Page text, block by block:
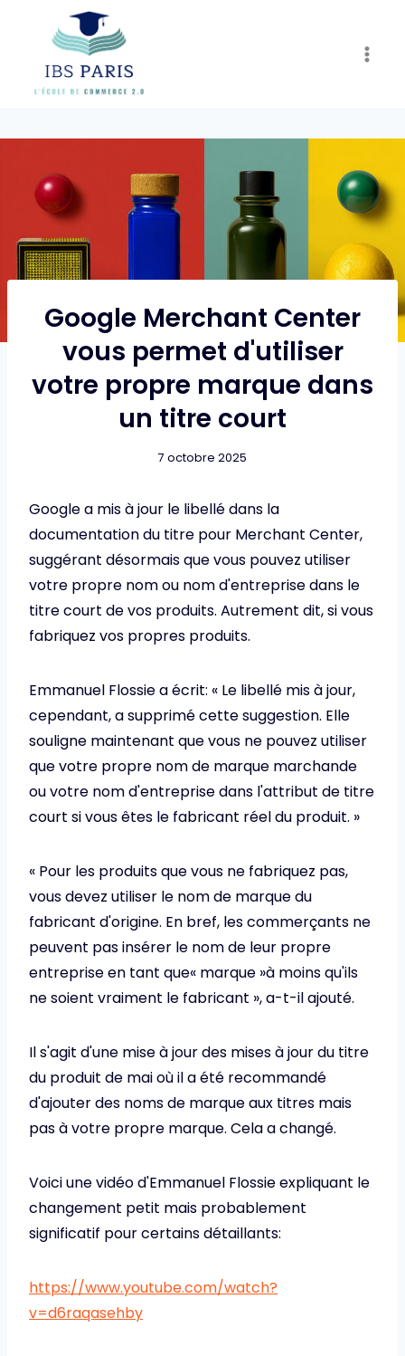
content
Google Merchant Center
vous permet d'utiliser
votre propre marque dans
un titre court
7 octobre 2025
Google a mis à jour le libellé dans la
documentation du titre pour Merchant Center,
suggérant désormais que vous pouvez utiliser
votre propre nom ou nom d'entreprise dans le
titre court de vos produits. Autrement dit, si vous
fabriquez vos propres produits.
Emmanuel Flossie a écrit: « Le libellé mis à jour,
cependant, a supprimé cette suggestion. Elle
souligne maintenant que vous ne pouvez utiliser
que votre propre nom de marque marchande
ou votre nom d'entreprise dans l'attribut de titre
court si vous êtes le fabricant réel du produit. »
« Pour les produits que vous ne fabriquez pas,
vous devez utiliser le nom de marque du
fabricant d'origine. En bref, les commerçants ne
peuvent pas insérer le nom de leur propre
entreprise en tant que« marque »à moins qu'ils
ne soient vraiment le fabricant », a-t-il ajouté.
Il s'agit d'une mise à jour des mises à jour du titre
du produit de mai où il a été recommandé
d'ajouter des noms de marque aux titres mais
pas à votre propre marque. Cela a changé.
Voici une vidéo d'Emmanuel Flossie expliquant le
changement petit mais probablement
significatif pour certains détaillants:
https://www.youtube.com/watch?
v=d6raqasehby